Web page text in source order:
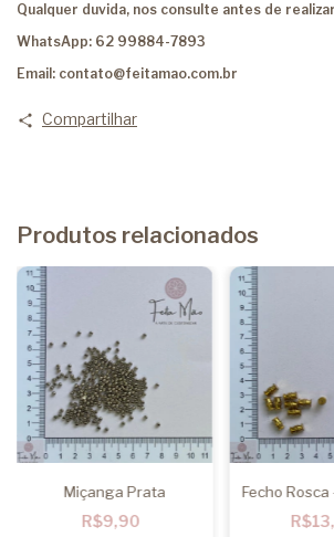
Qualquer duvida, nos consulte antes de
WhatsApp: 62 99884-7893
Email: contato@feitamao.com.br
Compartilhar
Produtos relacionados
Miçanga Prata
R$9,90
Fecho Rosca